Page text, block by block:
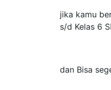
jika kamu
s/d Kelas 6
dan Bisa